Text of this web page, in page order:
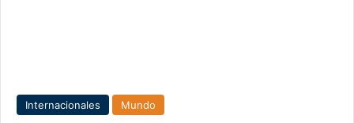
Internacionales Mundo